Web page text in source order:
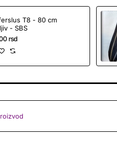
T8 - 80 cm
- SBS
rsd